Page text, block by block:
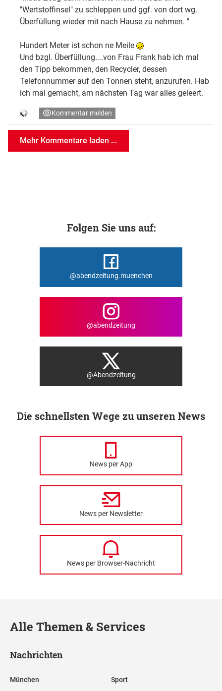
"Wertstoffinsel" zu schleppen und ggf. von dort wg.
Überfüllung wieder mit nach Hause zu nehmen. "
Hundert Meter ist schon ne Meile
Und bzgl. Überfüllung....von Frau Frank hab ich mal
den Tipp bekommen, den Recycler, dessen
Telefonnummer auf den Tonnen steht, anzurufen. Hab
ich mal gemacht, am nächsten Tag war alles geleert.
Kommentar melden
Mehr Kommentare laden ...
Folgen Sie uns auf:
@abendzeitung.muenchen
@abendzeitung
@Abendzeitung
Die schnellsten Wege zu unseren News
News per App
News per Newsletter
News per Browser-Nachricht
Alle Themen & Services
Nachrichten
München Sport